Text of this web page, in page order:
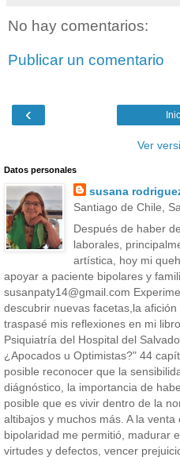
No hay comentarios:
Publicar un comentario
‹
Ver
Datos personales
susana
Santiago de Chile,
Después de haber
laborales,
artística, hoy mi
apoyar a paciente bipolares y
susanpaty14@gmail.com
descubrir nuevas facetas,la
traspasé mis reflexiones en mi
Psiquiatría del Hospital del
¿Apocados u Optimistas?" 44
posible reconocer que la
diágnóstico, la importancia de
posible que es vivir dentro de la
altibajos y muchos más. A la
bipolaridad me permitió, madurar
virtudes y defectos, vencer